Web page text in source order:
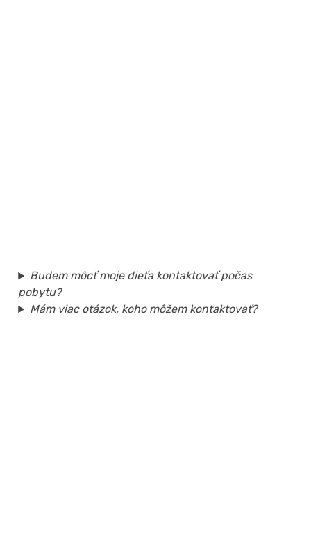
Budem môcť moje dieťa kontaktovať počas
pobytu?
Mám viac otázok, koho môžem kontaktovať?